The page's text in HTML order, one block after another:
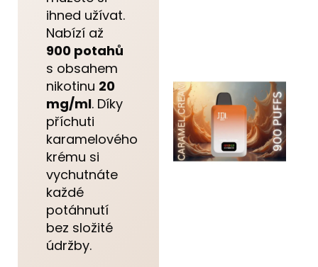
ihned užívat.
Nabízí až
900 potahů
s obsahem
nikotinu 20
mg/ml. Díky
příchuti
karamelového
krému si
vychutnáte
každé
potáhnutí
bez složité
údržby.